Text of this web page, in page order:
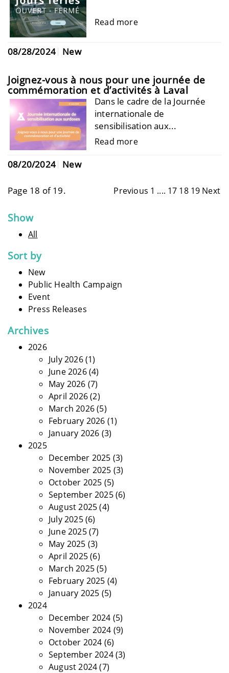
Read more
08/28/2024 New
Joignez-vous à nous pour une journée de
commémoration et d’activités à Laval
Dans le cadre de la Journée
internationale de
sensibilisation aux...
Read more
08/20/2024 New
Page 18 of 19. Previous 1 .... 17 18 19 Next
Show
All
Sort by
New
Public Health Campaign
Event
Press Releases
Archives
2026
July 2026(1)
June 2026(4)
May 2026 (7)
April 2026(2)
March 2026(5)
February 2026 (1)
January 2026 (3)
2025
December 2025 (3)
November 2025 (3)
October 2025 (5)
September 2025(6)
August 2025(4)
July 2025(6)
June 2025(7)
May 2025 (3)
April 2025(6)
March 2025(5)
February 2025 (4)
January 2025 (5)
2024
December 2024 (5)
November 2024 (9)
October 2024 (6)
September 2024(3)
August 2024(7)